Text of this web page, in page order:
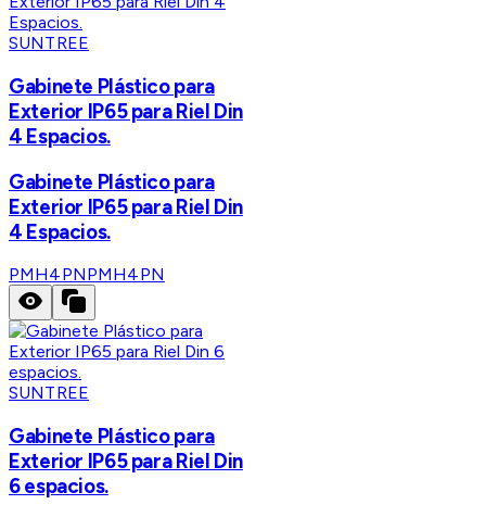
SUNTREE
Gabinete Plástico para
Exterior IP65 para Riel Din
4 Espacios.
Gabinete Plástico para
Exterior IP65 para Riel Din
4 Espacios.
PMH4PNPMH4PN
SUNTREE
Gabinete Plástico para
Exterior IP65 para Riel Din
6 espacios.